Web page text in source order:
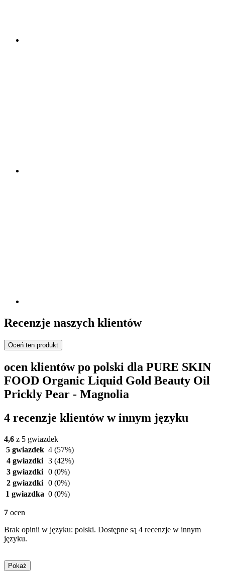
Recenzje naszych klientów
Oceń ten produkt
ocen klientów po polski dla PURE SKIN
FOOD Organic Liquid Gold Beauty Oil
Prickly Pear - Magnolia
4 recenzje klientów w innym języku
4,6 z 5 gwiazdek
5 gwiazdek 4 (57%)
4 gwiazdki 3 (42%)
3 gwiazdki 0 (0%)
2 gwiazdki 0 (0%)
1 gwiazdka 0 (0%)
7 ocen
Brak opinii w języku: polski. Dostępne są 4 recenzje w innym
języku.
Pokaż